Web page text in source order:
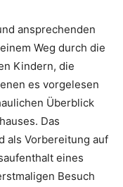
ansprechenden
Weg durch die
Kindern, die
es vorgelesen
Überblick
Das
als Vorbereitung auf
eines
Besuch